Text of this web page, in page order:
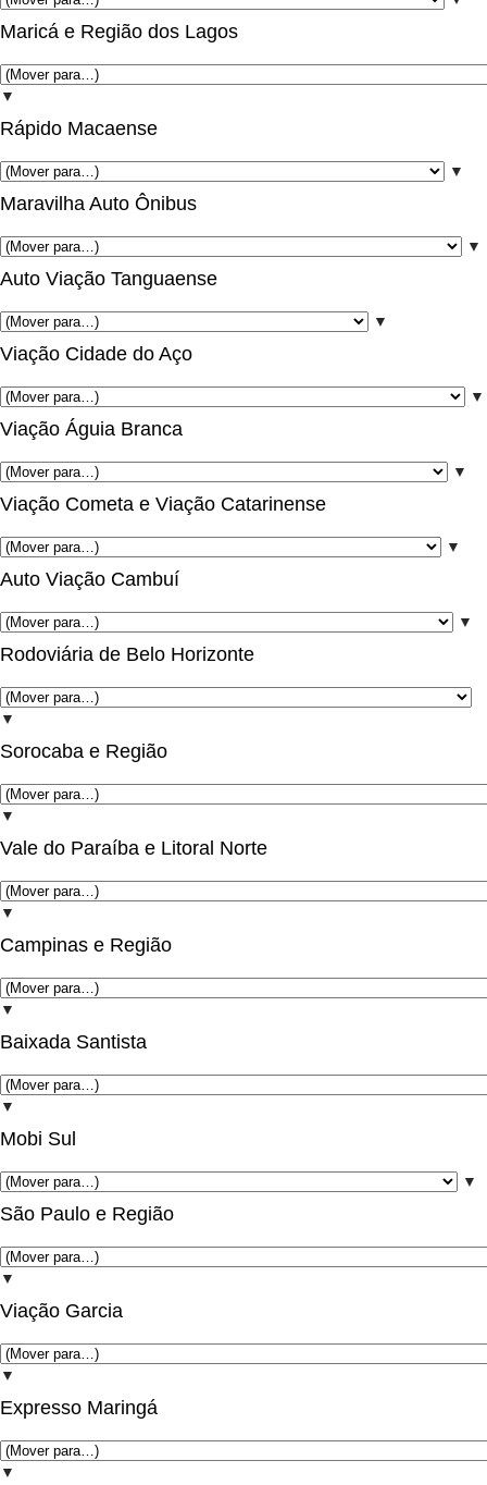
Maricá e Região dos Lagos
▼
Rápido Macaense
▼
Maravilha Auto Ônibus
▼
Auto Viação Tanguaense
▼
Viação Cidade do Aço
▼
Viação Águia Branca
▼
Viação Cometa e Viação Catarinense
▼
Auto Viação Cambuí
▼
Rodoviária de Belo Horizonte
▼
Sorocaba e Região
▼
Vale do Paraíba e Litoral Norte
▼
Campinas e Região
▼
Baixada Santista
▼
Mobi Sul
▼
São Paulo e Região
▼
Viação Garcia
▼
Expresso Maringá
▼